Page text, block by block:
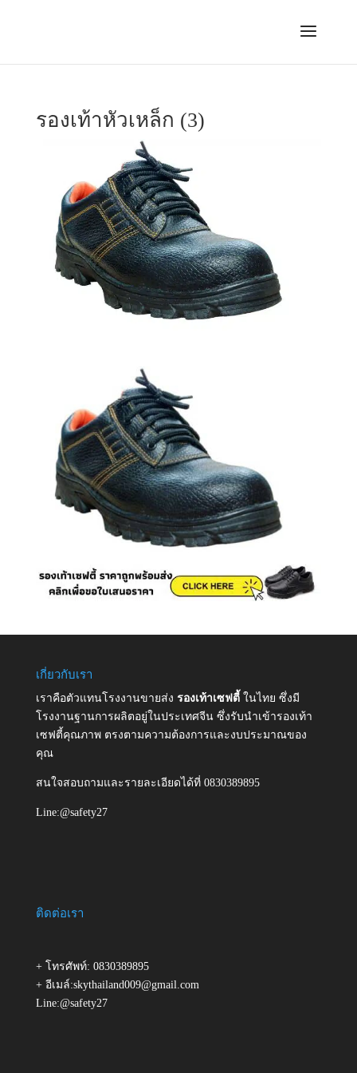
รองเท้าหัวเหล็ก (3)
เกี่ยวกับเรา
เราคือตัวแทนโรงงานขายส่ง รองเท้าเซฟตี้ ในไทย ซึ่งมี
โรงงานฐานการผลิตอยู่ในประเทศจีน ซึ่งรับนำเข้ารองเท้า
เซฟตี้คุณภาพ ตรงตามความต้องการและงบประมาณของ
คุณ
สนใจสอบถามและรายละเอียดได้ที่ 0830389895
Line:@safety27
ติดต่อเรา
+ โทรศัพท์: 0830389895
+ อีเมล์:skythailand009@gmail.com
Line:@safety27